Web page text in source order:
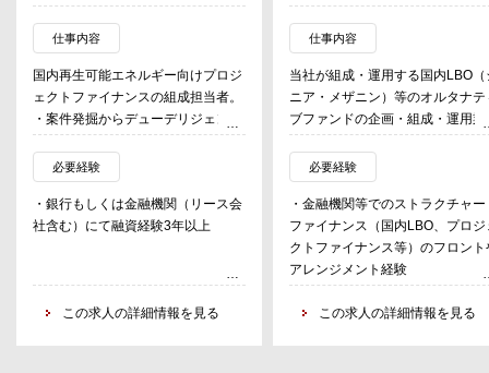
仕事内容
国内再生可能エネルギー向けプロジ
ェクトファイナンスの組成担当者。
・案件発掘からデューデリジェン
ス、クローズまで一貫して担当
・付随業務として既存案件のモニタ
リング
・新設部署のため、新たな分野のフ
ァイナンスやビジネススキームの検
必要経験
・銀行もしくは金融機関（リース会
社含む）にて融資経験3年以上
この求人の詳細情報を見る
仕事内容
当社が組成・運用する国内LBO（
ニア・メザニン）等のオルタナテ
ブファンドの企画・組成・運用業
・国内のLBO（シニア・メザニン
ローンを投資対象とするファンド
ソーシングや投資分析、ファンド
イズ（ファンドの企画・投資家対
応）を行う業務。
・同一グループ内で、REIT向け貸
等を投資対象とした、新規性の高
必要経験
・金融機関等でのストラクチャー
ファイナンス（国内LBO、プロジ
クトファイナンス等）のフロント
アレンジメント経験
※上記経験がなくともご自身のキ
リア・強みをベースとしつつ、新
この求人の詳細情報を見る